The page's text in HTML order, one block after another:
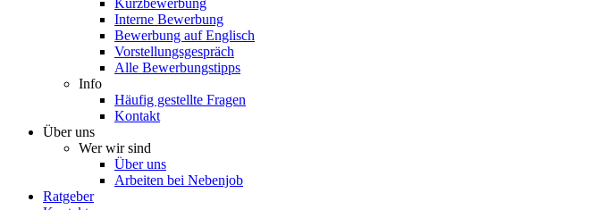
Kurzbewerbung
Interne Bewerbung
Bewerbung auf Englisch
Vorstellungsgespräch
Alle Bewerbungstipps
Info
Häufig gestellte Fragen
Kontakt
Über uns
Wer wir sind
Über uns
Arbeiten bei Nebenjob
Ratgeber